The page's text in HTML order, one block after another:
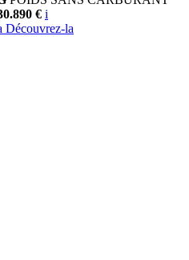
€ i
Découvrez-la